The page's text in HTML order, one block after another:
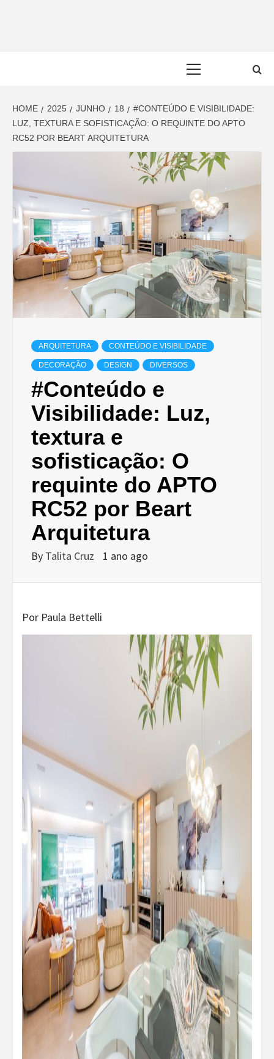
HOME 2025 JUNHO 18
#CONTEÚDO E VISIBILIDADE:
LUZ, TEXTURA E SOFISTICAÇÃO: O REQUINTE DO APTO
RC52 POR BEART ARQUITETURA
ARQUITETURA CONTEÚDO E VISIBILIDADE
DECORAÇÃO DESIGN DIVERSOS
#Conteúdo e
Visibilidade: Luz,
textura e
sofisticação: O
requinte do APTO
RC52 por Beart
Arquitetura
By Talita Cruz 1 ano ago
Por Paula Bettelli